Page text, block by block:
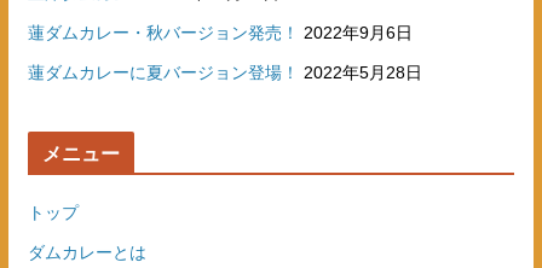
蓮ダムカレー・秋バージョン発売！ 2022年9月6日
蓮ダムカレーに夏バージョン登場！ 2022年5月28日
メニュー
トップ
ダムカレーとは